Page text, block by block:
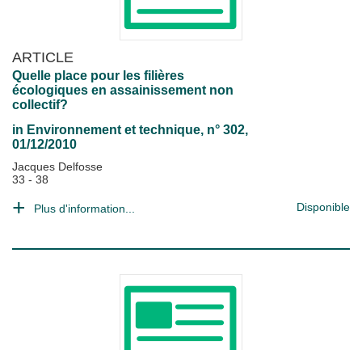
ARTICLE
Quelle place pour les filières
écologiques en assainissement non
collectif?
in Environnement et technique, n° 302,
01/12/2010
Jacques Delfosse
33 - 38
Plus d'information... Disponible